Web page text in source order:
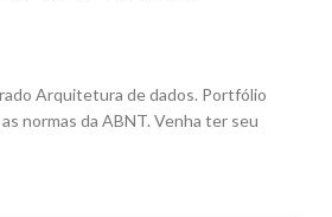
Arquitetura de dados. Portfólio
normas da ABNT. Venha ter seu